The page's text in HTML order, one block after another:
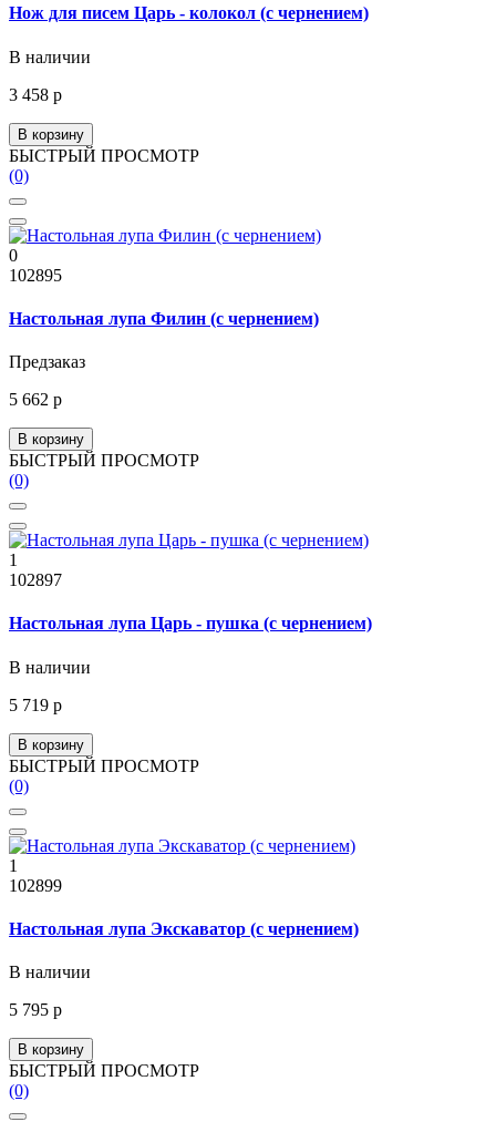
Нож для писем Царь - колокол (с чернением)
В наличии
3 458 р
В корзину
БЫСТРЫЙ ПРОСМОТР
(0)
0
102895
Настольная лупа Филин (с чернением)
Предзаказ
5 662 р
В корзину
БЫСТРЫЙ ПРОСМОТР
(0)
1
102897
Настольная лупа Царь - пушка (с чернением)
В наличии
5 719 р
В корзину
БЫСТРЫЙ ПРОСМОТР
(0)
1
102899
Настольная лупа Экскаватор (с чернением)
В наличии
5 795 р
В корзину
БЫСТРЫЙ ПРОСМОТР
(0)